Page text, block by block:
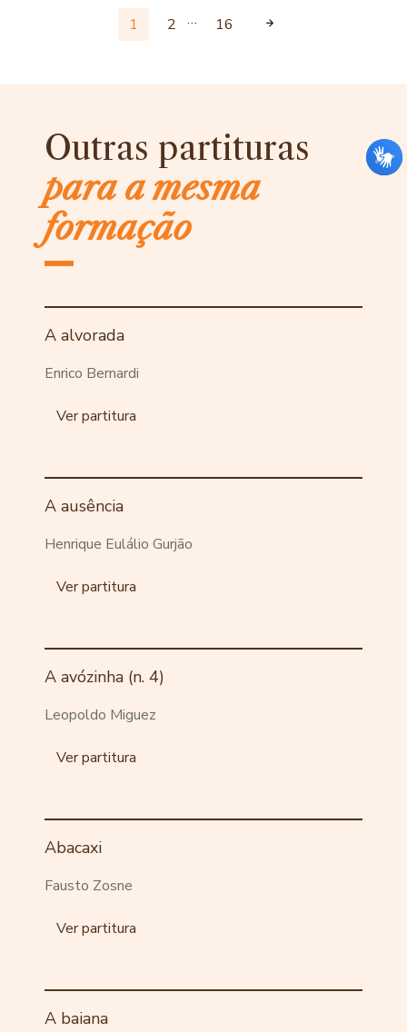
1 2 … 16
Outras partituras
para a mesma
formação
A alvorada
Enrico Bernardi
Ver partitura
A ausência
Henrique Eulálio Gurjão
Ver partitura
A avózinha (n. 4)
Leopoldo Miguez
Ver partitura
Abacaxi
Fausto Zosne
Ver partitura
A baiana